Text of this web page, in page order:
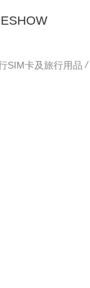
SIM卡及旅行用品 /